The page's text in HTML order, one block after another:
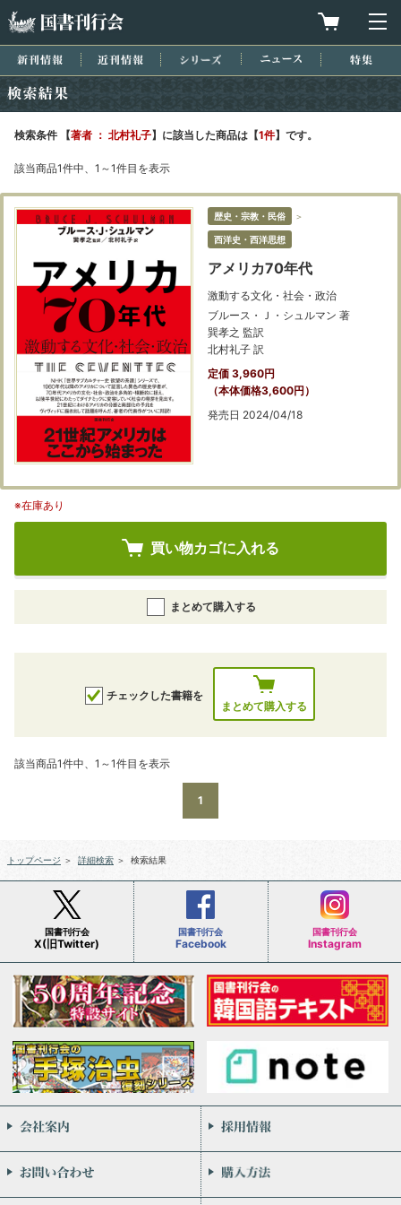
買物カゴを
新刊情報 近刊情報 シリーズ ニュース
検索条件 【著者 ： 北村礼子】に該当した商品は【1件】です。
該当商品1件中、1～1件目を表示
歴史・宗教・民俗 ＞
西洋史・西洋思想
アメリカ70年代
激動する文化・社会・政治
ブルース・Ｊ・シュルマン 著
巽孝之 監訳
北村礼子 訳
定価 3,960円
（本体価格3,600円）
発売日 2024/04/18
※在庫あり
買い物カゴに入れる
まとめて購入する
チェックした書籍を
まとめて購入する
該当商品1件中、1～1件目を表示
1
トップページ ＞ 詳細検索 ＞ 検索結果
国書刊行会
X(旧Twitter)
国書刊行会
Facebook
国書刊行会
Instagram
会社案内
お問い合わせ